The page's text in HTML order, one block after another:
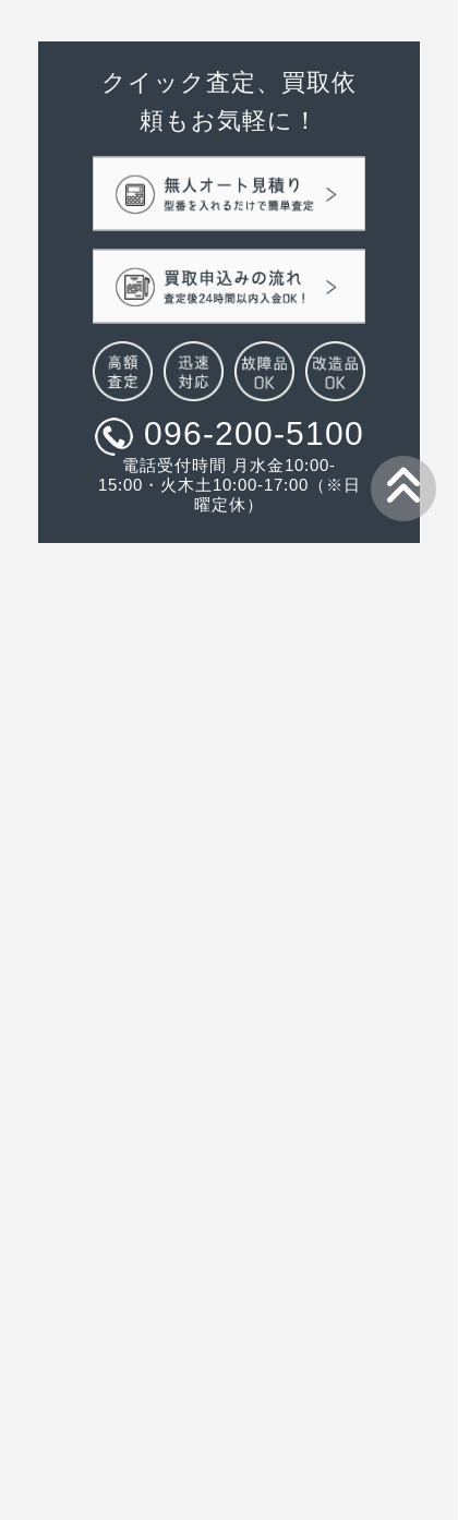
クイック査定、買取依
頼もお気軽に！
096-200-5100
電話受付時間 月水金10:00-
15:00・火木土10:00-17:00（※日
曜定休）